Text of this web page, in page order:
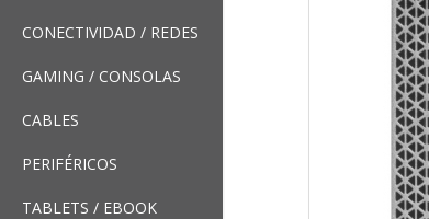
CONECTIVIDAD / REDES
GAMING / CONSOLAS
CABLES
PERIFÉRICOS
TABLETS / EBOOK